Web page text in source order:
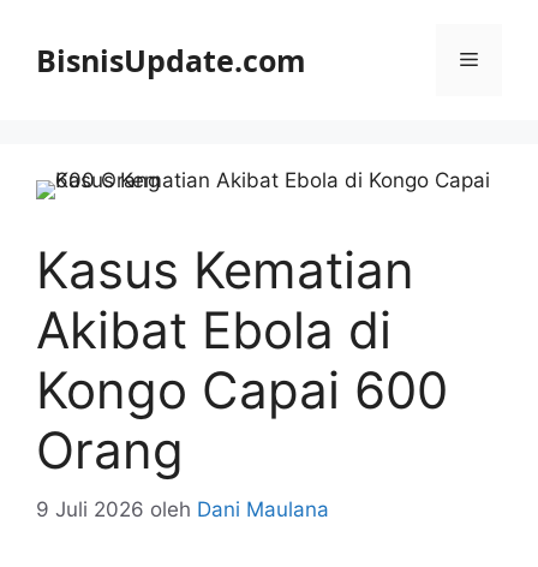
BisnisUpdate.com Menu
Kasus Kematian
Akibat Ebola di
Kongo Capai 600
Orang
9 Juli 2026 oleh Dani Maulana